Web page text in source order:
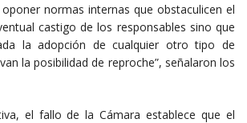
normas internas que obstaculicen el
castigo de los responsables sino que
la adopción de cualquier otro tipo de
la posibilidad de reproche”, señalaron los
el fallo de la Cámara establece que el